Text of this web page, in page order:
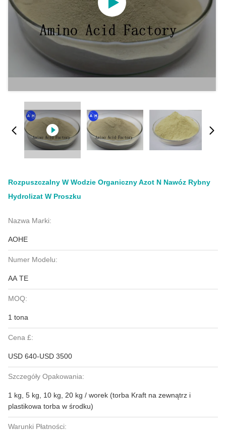
Rozpuszczalny W Wodzie Organiczny Azot N Nawóz Rybny
Hydrolizat W Proszku
Nazwa Marki:
AOHE
Numer Modelu:
AA TE
MOQ:
1 tona
Cena £:
USD 640-USD 3500
Szczegóły Opakowania:
1 kg, 5 kg, 10 kg, 20 kg / worek (torba Kraft na zewnątrz i
plastikowa torba w środku)
Warunki Płatności: